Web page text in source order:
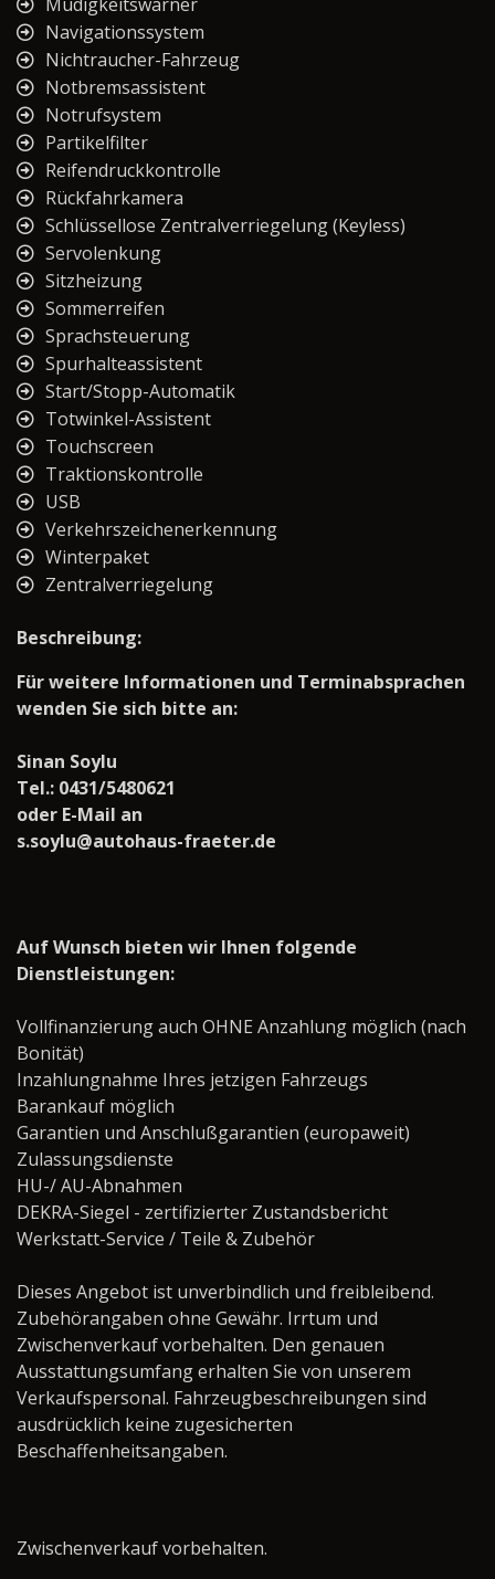
Navigationssystem
Nichtraucher-Fahrzeug
Notbremsassistent
Notrufsystem
Partikelfilter
Reifendruckkontrolle
Rückfahrkamera
Schlüssellose Zentralverriegelung (Keyless)
Servolenkung
Sitzheizung
Sommerreifen
Sprachsteuerung
Spurhalteassistent
Start/Stopp-Automatik
Totwinkel-Assistent
Touchscreen
Traktionskontrolle
USB
Verkehrszeichenerkennung
Winterpaket
Zentralverriegelung
Beschreibung:
Für weitere Informationen und Terminabsprachen
wenden Sie sich bitte an:
Sinan Soylu
Tel.: 0431/5480621
oder E-Mail an
s.soylu@autohaus-fraeter.de
Auf Wunsch bieten wir Ihnen folgende
Dienstleistungen:
Vollfinanzierung auch OHNE Anzahlung möglich (nach
Bonität)
Inzahlungnahme Ihres jetzigen Fahrzeugs
Barankauf möglich
Garantien und Anschlußgarantien (europaweit)
Zulassungsdienste
HU-/ AU-Abnahmen
DEKRA-Siegel - zertifizierter Zustandsbericht
Werkstatt-Service / Teile & Zubehör ­­­­­­­­­­­­­­­­
Dieses Angebot ist unverbindlich und freibleibend.
Zubehörangaben ohne Gewähr. Irrtum und
Zwischenverkauf vorbehalten. Den genauen
Ausstattungsumfang erhalten Sie von unserem
Verkaufspersonal. Fahrzeugbeschreibungen sind
ausdrücklich keine zugesicherten
Beschaffenheitsangaben.
Zwischenverkauf vorbehalten.